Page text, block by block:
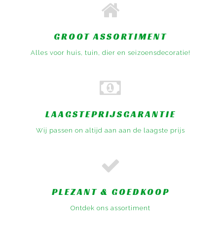
GROOT ASSORTIMENT
Alles voor huis, tuin, dier en seizoensdecoratie!
LAAGSTEPRIJSGARANTIE
Wij passen on altijd aan aan de laagste prijs
PLEZANT & GOEDKOOP
Ontdek ons assortiment